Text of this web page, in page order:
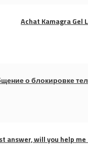
Achat Kamagra Gel
о блокировке
answer, will you help